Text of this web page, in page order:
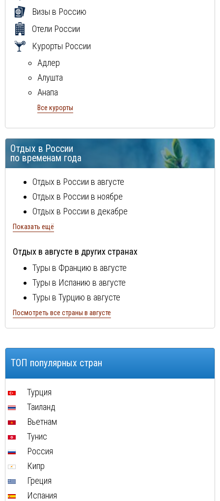
Визы в Россию
Отели России
Курорты России
Адлер
Алушта
Анапа
Геленджик
Кисловодск
Все курорты
Отдых в России
по временам года
Отдых в России в августе
Отдых в России в ноябре
Отдых в России в декабре
Отдых в России в январе
Отдых в России в марте
Отдых в России в апреле
Отдых в России в мае
Показать ещё
Отдых в августе в других странах
Туры в Францию в августе
Туры в Испанию в августе
Туры в Турцию в августе
Туры в Болгарию в августе
Туры в Португалию в августе
Туры в Кипр в августе
Туры в ОАЭ в августе
Туры в Мальту в августе
Туры в Индонезию в августе
Туры в Чехию в августе
Туры в Финляндию в августе
Посмотреть все страны в августе
ТОП популярных стран
Турция
Таиланд
Вьетнам
Тунис
Россия
Кипр
Греция
Испания